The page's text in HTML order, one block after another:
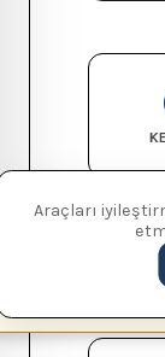
Araçları